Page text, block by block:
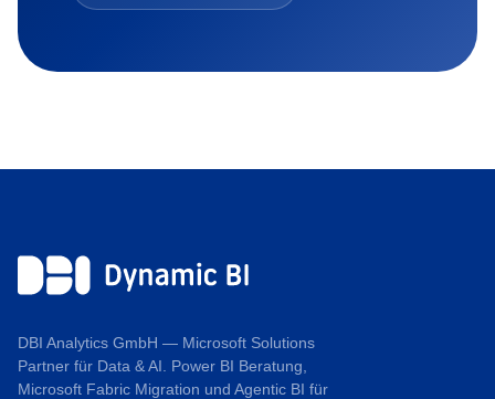
DBI Analytics GmbH — Microsoft Solutions
Partner für Data & AI. Power BI Beratung,
Microsoft Fabric Migration und Agentic BI für